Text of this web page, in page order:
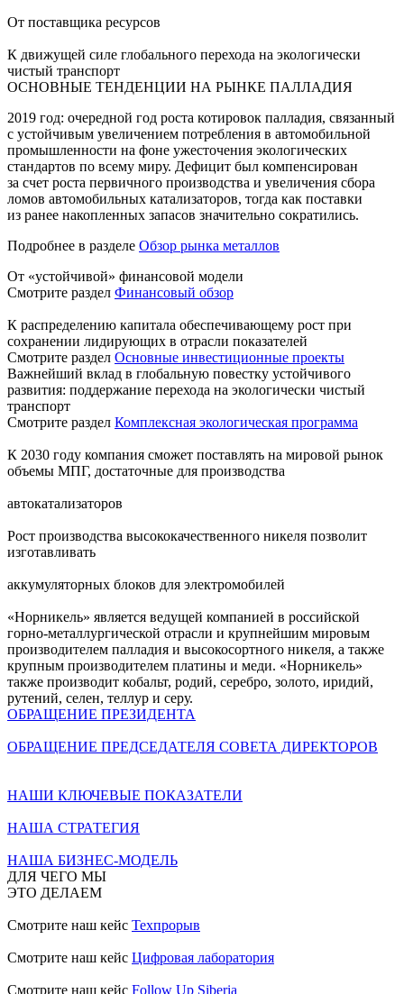
От поставщика ресурсов
К движущей силе глобального перехода на экологически
чистый транспорт
ОСНОВНЫЕ ТЕНДЕНЦИИ НА РЫНКЕ ПАЛЛАДИЯ
2019 год: очередной год роста котировок палладия, связанный
с устойчивым увеличением потребления в автомобильной
промышленности на фоне ужесточения экологических
стандартов по всему миру. Дефицит был компенсирован
за счет роста первичного производства и увеличения сбора
ломов автомобильных катализаторов, тогда как поставки
из ранее накопленных запасов значительно сократились.
Подробнее в разделе Обзор рынка металлов
От «устойчивой» финансовой модели
Смотрите раздел Финансовый обзор
К распределению капитала обеспечивающему рост при
сохранении лидирующих в отрасли показателей
Смотрите раздел Основные инвестиционные проекты
Важнейший вклад в глобальную повестку устойчивого
развития: поддержание перехода на экологически чистый
транспорт
Смотрите раздел Комплексная экологическая программа
К 2030 году компания сможет поставлять на мировой рынок
объемы МПГ, достаточные для производства
автокатализаторов
Рост производства высококачественного никеля позволит
изготавливать
аккумуляторных блоков для электромобилей
«Норникель» является ведущей компанией в российской
горно-металлургической отрасли и крупнейшим мировым
производителем палладия и высокосортного никеля, а также
крупным производителем платины и меди. «Норникель»
также производит кобальт, родий, серебро, золото, иридий,
рутений, селен, теллур и серу.
ОБРАЩЕНИЕ ПРЕЗИДЕНТА
ОБРАЩЕНИЕ ПРЕДСЕДАТЕЛЯ СОВЕТА ДИРЕКТОРОВ
НАШИ КЛЮЧЕВЫЕ ПОКАЗАТЕЛИ
НАША СТРАТЕГИЯ
НАША БИЗНЕС-МОДЕЛЬ
ДЛЯ ЧЕГО МЫ
ЭТО ДЕЛАЕМ
Смотрите наш кейс Техпрорыв
Смотрите наш кейс Цифровая лаборатория
Смотрите наш кейс Follow Up Siberia